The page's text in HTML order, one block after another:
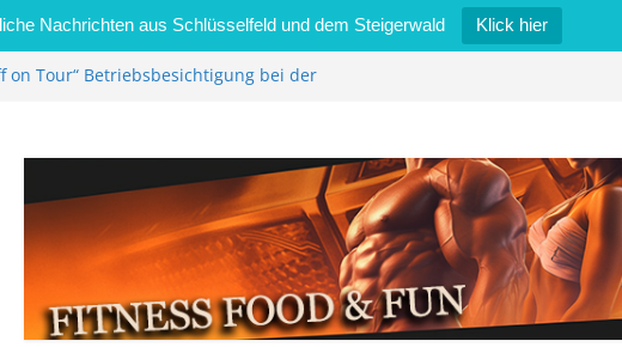
Nachrichten aus Schlüsselfeld und dem Steigerwald Klick hier
on Tour“ Betriebsbesichtigung bei der
bietet Online-Anmeldung für
an
im Wert von 600 Euro